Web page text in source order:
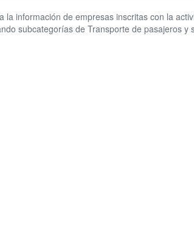
la información de empresas inscritas con la
subcategorías de Transporte de pasajeros y